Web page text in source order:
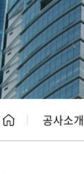
공사소개